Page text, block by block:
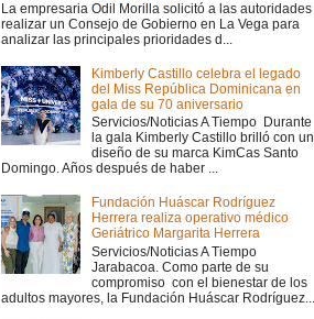
La empresaria Odil Morilla solicitó a las autoridades
realizar un Consejo de Gobierno en La Vega para
analizar las principales prioridades d...
Kimberly Castillo celebra el legado
del Miss República Dominicana en
gala de su 70 aniversario
Servicios/Noticias A Tiempo Durante
la gala Kimberly Castillo brilló con un
diseño de su marca KimCas Santo
Domingo. Años después de haber ...
Fundación Huáscar Rodríguez
Herrera realiza operativo médico
Geriátrico Margarita Herrera
Servicios/Noticias A Tiempo
Jarabacoa. Como parte de su
compromiso con el bienestar de los
adultos mayores, la Fundación Huáscar Rodríguez...